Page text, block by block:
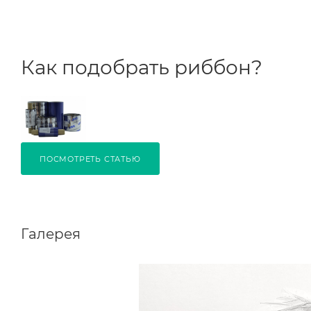
Как подобрать риббон?
ПОСМОТРЕТЬ СТАТЬЮ
Галерея